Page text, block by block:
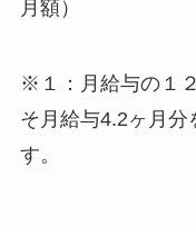
月額）
※１：月給与の１
そ月給与4.2ヶ月分
す。